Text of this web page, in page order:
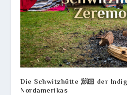
Die Schwitzhütte 🧖🏻 der
Nordamerikas